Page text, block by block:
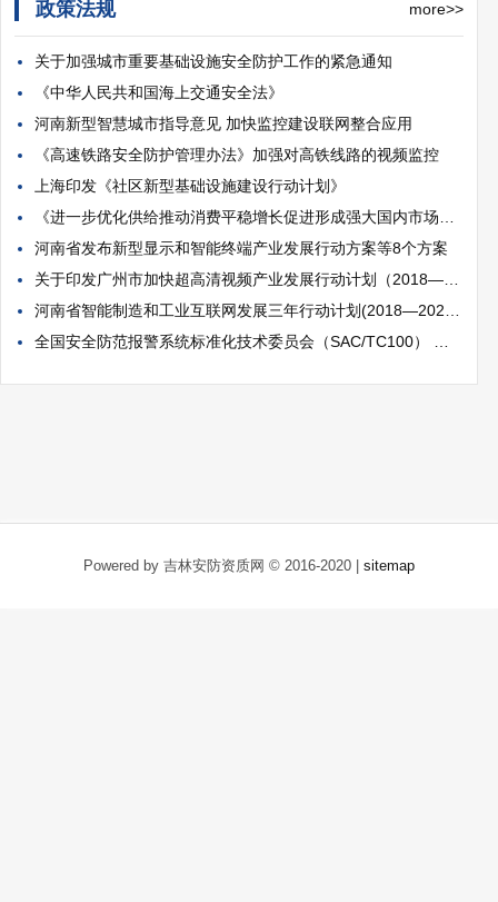
政策法规 more>>
关于加强城市重要基础设施安全防护工作的紧急通知
《中华人民共和国海上交通安全法》
河南新型智慧城市指导意见 加快监控建设联网整合应用
《高速铁路安全防护管理办法》加强对高铁线路的视频监控
上海印发《社区新型基础设施建设行动计划》
​河南省发布新型显示和智能终端产业发展行动方案等8个方案
Powered by 吉林安防资质网 © 2016-2020 | sitemap